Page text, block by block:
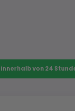
von 24